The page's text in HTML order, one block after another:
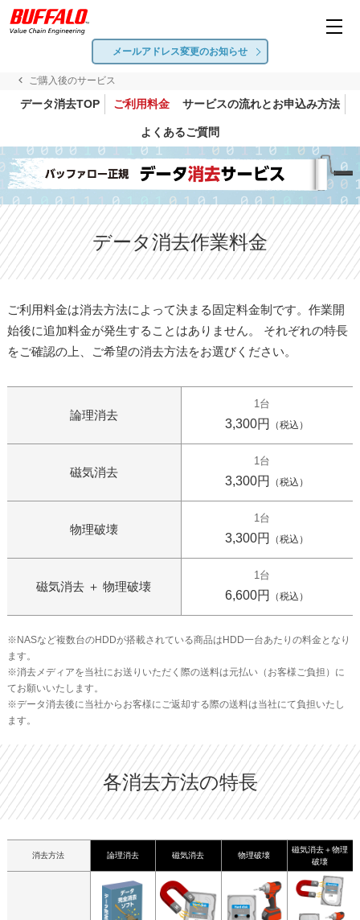
メールアドレス変更のお知らせ
ご購入後のサービス
データ消去TOP ご利用料金 サービスの流れとお申込み方法
よくあるご質問
データ消去作業料金
ご利用料金は消去方法によって決まる固定料金制です。作業開
始後に追加料金が発生することはありません。 それぞれの特長
をご確認の上、ご希望の消去方法をお選びください。
論理消去
1台
3,300円 （税込）
磁気消去
1台
3,300円 （税込）
物理破壊
1台
3,300円 （税込）
磁気消去 ＋ 物理破壊
1台
6,600円 （税込）
※NASなど複数台のHDDが搭載されている商品はHDD一台あたりの料金となり
ます。
※消去メディアを当社にお送りいただく際の送料は元払い（お客様ご負担）に
てお願いいたします。
※データ消去後に当社からお客様にご返却する際の送料は当社にて負担いたし
ます。
各消去方法の特長
消去方法 論理消去 磁気消去 物理破壊
磁気消去＋物理
破壊